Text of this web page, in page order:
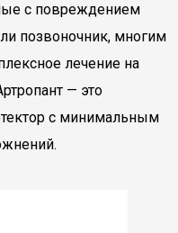
с повреждением
позвоночник, многим
лечение на
— это
с минимальным